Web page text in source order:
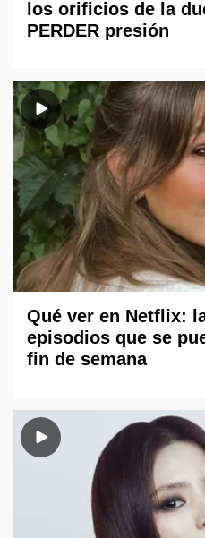
los orificios de la
PERDER presión
Qué ver en Netflix:
episodios que se
fin de semana